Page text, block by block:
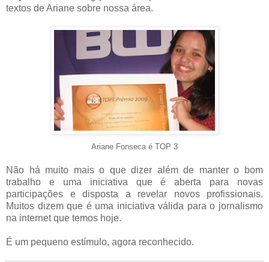
textos de Ariane sobre nossa área.
Ariane Fonseca é TOP 3
Não há muito mais o que dizer além de manter o bom
trabalho e uma iniciativa que é aberta para novas
participações e disposta a revelar novos profissionais.
Muitos dizem que é uma iniciativa válida para o jornalismo
na internet que temos hoje.
É um pequeno estímulo, agora reconhecido.